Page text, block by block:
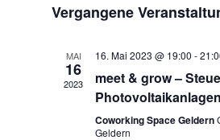
Vergangene
MAI
16
2023
16. Mai 2023 @ 19:00 -
meet & grow –
Photovoltaikanlagen
Coworking Space Geldern
Geldern